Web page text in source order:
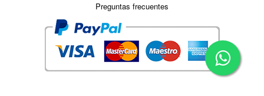
Preguntas frecuentes